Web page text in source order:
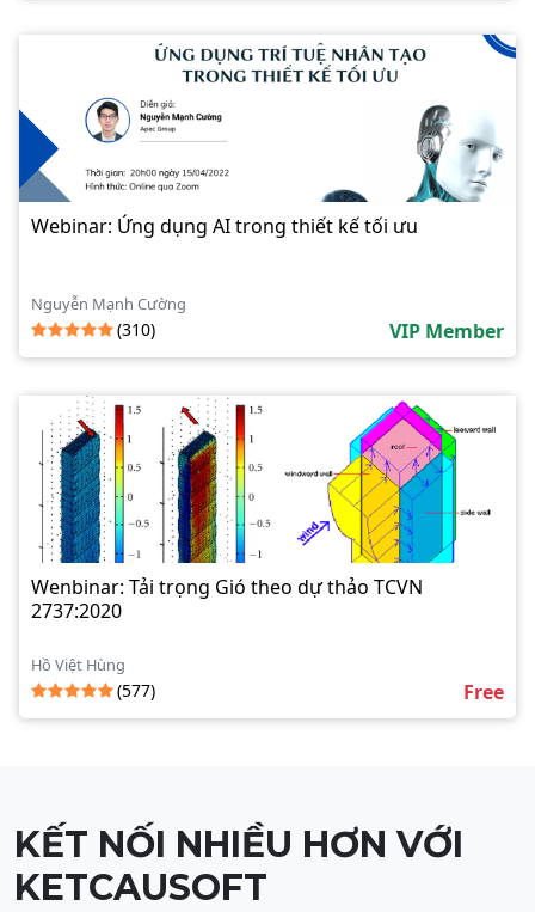
Webinar: Ứng dụng AI trong thiết kế tối ưu
Nguyễn Mạnh Cường
(310) VIP Member
Wenbinar: Tải trọng Gió theo dự thảo TCVN
2737:2020
Hồ Việt Hùng
(577) Free
KẾT NỐI NHIỀU HƠN VỚI
KETCAUSOFT